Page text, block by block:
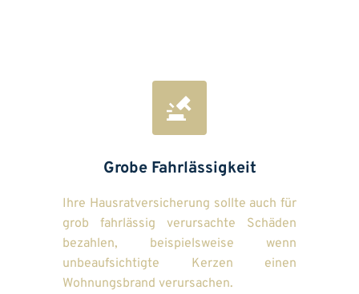
Grobe Fahrlässigkeit
Ihre Hausratversicherung sollte auch für
grob fahrlässig verursachte Schäden
bezahlen, beispielsweise wenn
unbeaufsichtigte Kerzen einen
Wohnungsbrand verursachen.